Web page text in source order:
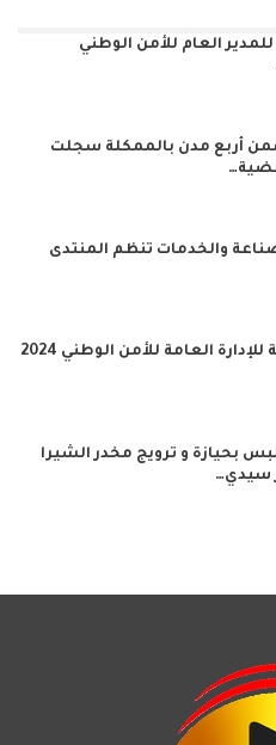
العام للأمن الوطني
ضمن أربع مدن بالممكلة سجلت
والخدمات تنظم المنتدى
العامة للأمن الوطني 2024
و ترويج مخدر الشيرا
سيدي…